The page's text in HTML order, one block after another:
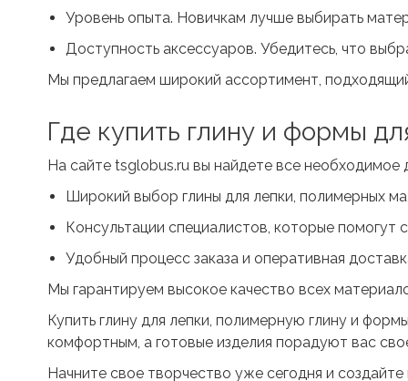
Уровень опыта. Новичкам лучше выбирать
Доступность аксессуаров. Убедитесь, что
Мы предлагаем широкий ассортимент,
Где купить глину и формы
На сайте tsglobus.ru вы найдете все необходимое
Широкий выбор глины для лепки, полимерных
Консультации специалистов, которые помогут
Удобный процесс заказа и оперативная
Мы гарантируем высокое качество всех
Купить глину для лепки, полимерную глину и
комфортным, а готовые изделия порадуют вас
Начните свое творчество уже сегодня и